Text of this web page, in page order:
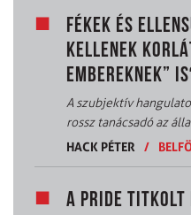
FÉKEK ÉS
KELLENEK
EMBEREKNEK”
A szubjektív
rossz tanácsadó az
HACK PÉTER
/
A PRIDE TITKOLT